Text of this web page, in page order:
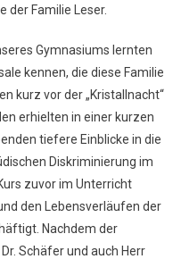
der Familie Leser.
Gymnasiums lernten
kennen, die diese Familie
kurz vor der „Kristallnacht“
erhielten in einer kurzen
tiefere Einblicke in die
Diskriminierung im
zuvor im Unterricht
den Lebensverläufen der
Nachdem der
Schäfer und auch Herr